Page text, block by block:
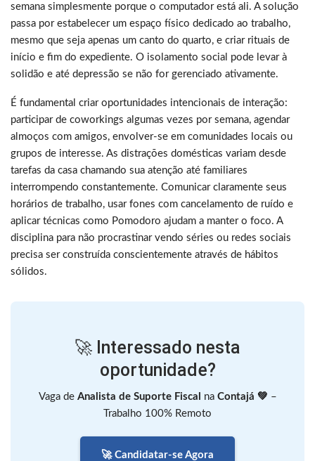
semana simplesmente porque o computador está ali. A solução
passa por estabelecer um espaço físico dedicado ao trabalho,
mesmo que seja apenas um canto do quarto, e criar rituais de
início e fim do expediente. O isolamento social pode levar à
solidão e até depressão se não for gerenciado ativamente.
É fundamental criar oportunidades intencionais de interação:
participar de coworkings algumas vezes por semana, agendar
almoços com amigos, envolver-se em comunidades locais ou
grupos de interesse. As distrações domésticas variam desde
tarefas da casa chamando sua atenção até familiares
interrompendo constantemente. Comunicar claramente seus
horários de trabalho, usar fones com cancelamento de ruído e
aplicar técnicas como Pomodoro ajudam a manter o foco. A
disciplina para não procrastinar vendo séries ou redes sociais
precisa ser construída conscientemente através de hábitos
sólidos.
🚀 Interessado nesta
oportunidade?
Vaga de Analista de Suporte Fiscal na Contajá 💚 –
Trabalho 100% Remoto
🚀 Candidatar-se Agora